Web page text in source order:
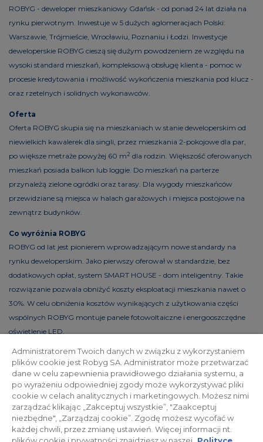
ROBYG - deweloper mieszkaniowy Gdańsk - od ponad 24 lat działa na
rynku pierwotnym. Inwestuje w 5 dużych aglomeracjach Polski:
Warszawie, Trójmieście, Wrocławiu, Poznaniu i Łodzi. Inwestycje
deweloperskie ROBYG cieszą się dużym powodzeniem ze względu na
wysoki standard mieszkań, kompleksową obsługę klienta - pomoc w
procesie kredytowania i możliwość wykończenia mieszkania pod klucz -
oraz rzetelnych i solidnych wykonawców.
Oferta
Oferta ROBYG skupia się na mieszkaniach w stanie deweloperskim od
niewielkich kawalerek dla singli, przez mieszkania 2-pokojowe dla par,
po większe metraże powyżej 60 m2 dla rodzin. Większość oferowanych
mieszkań posiada balkon lub loggie. Do mieszkań na parterze
przynależą zielone ogródki oraz tarasy. Dla wygody mieszkańców
przewidziane są miejsca w halach garażowych i miejsca postojowe na
zewnątrz budynków.
Co wyróżnia ROBYG
ROBYG od lat jest pionierem wprowadzającym nowe standardy na
rynku deweloperskim. Jako pierwszy oferował w standardzie, bez
dodatkowych opłat, system SMART HOUSE - dom inteligentny. Takie
rozwiązanie pozwala obniżyć koszty eksploatacji mieszkania nawet o
30%. W celu obniżenia kosztów wynikających z użytkowania części
wspólnych ROBYG montuje panele fotowoltaiczne i energooszczędne
oświetlenie LED.
Polityka prywatności Relacje inwestorskie
Facebook
Administratorem Twoich danych w związku z wykorzystaniem
plików cookie jest Robyg SA. Administrator może przetwarzać
dane w celu zapewnienia prawidłowego działania systemu, a
po wyrażeniu odpowiedniej zgody może wykorzystywać pliki
cookie w celach analitycznych i marketingowych. Możesz nimi
zarządzać klikając „Zakceptuj wszystkie”, "Zaakceptuj
niezbędne", „Zarządzaj cookie”. Zgodę możesz wycofać w
każdej chwili, przez zmianę ustawień. Więcej informacji nt.